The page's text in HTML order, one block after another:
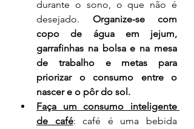
durante o sono, o que não é
desejado. Organize-se com
copo de água em jejum,
garrafinhas na bolsa e na mesa
de trabalho e metas para
priorizar o consumo entre o
nascer e o pôr do sol.
Faça um consumo inteligente
de café: café é uma bebida